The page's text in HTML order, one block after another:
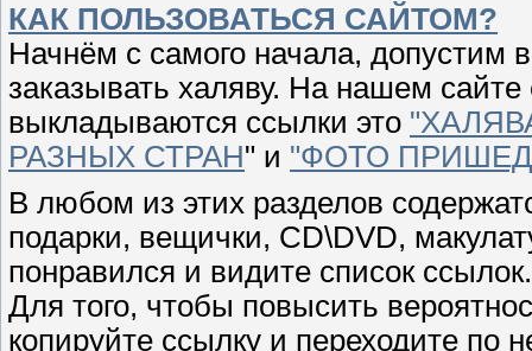
КАК ПОЛЬЗОВАТЬСЯ САЙТОМ?
Начнём с самого начала, допустим
заказывать халяву. На нашем сайте
выкладываются ссылки это
РАЗНЫХ СТРАН" и "ФОТО
В любом из этих разделов
подарки, вещички, CD\DVD,
понравился и видите список ссылок.
Для того, чтобы повысить
копируйте ссылку и переходите по